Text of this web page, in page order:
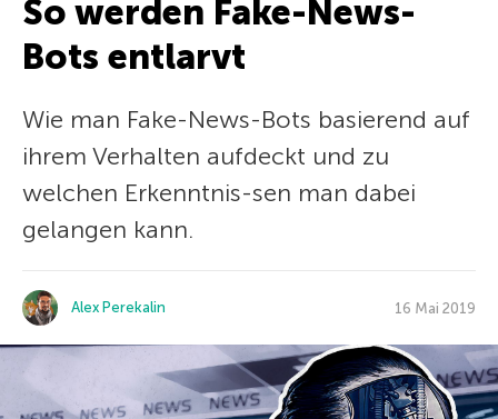
So werden Fake-News-
Bots entlarvt
Wie man Fake-News-Bots basierend auf
ihrem Verhalten aufdeckt und zu
welchen Erkenntnis-sen man dabei
gelangen kann.
Alex Perekalin 16 Mai 2019